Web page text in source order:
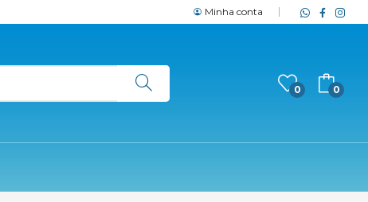
Minha conta
0 0